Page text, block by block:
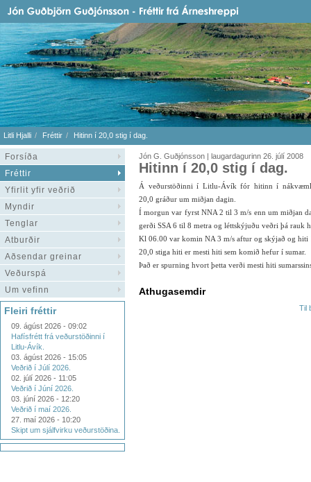
Litli Hjalli Fréttir Hitinn í 20,0 stig í dag.
Forsíða
Fréttir
Yfirlit yfir veðrið
Myndir
Tenglar
Atburðir
Aðsendar greinar
Veðurspá
Um vefinn
Fleiri fréttir
09. ágúst 2026 - 09:02
Hafísfrétt frá veðurstöðinni í
Litlu-Ávík.
03. ágúst 2026 - 15:05
Veðrið í Júlí 2026.
02. júlí 2026 - 11:05
Veðrið í Júní 2026.
03. júní 2026 - 12:20
Veðrið í maí 2026.
27. maí 2026 - 10:20
Skipt um sjálfvirku veðurstöðina.
Jón G. Guðjónsson | laugardagurinn 26. júlí 2008
Hitinn í 20,0 stig í dag.
Á veðurstöðinni í Litlu-Ávík fór hitinn í
20,0 gráður um miðjan dagin.
Í morgun var fyrst NNA 2 til 3 m/s enn um miðjan
gerði SSA 6 til 8 metra og léttskýjuðu veðri þá rauk
Kl 06.00 var komin NA 3 m/s aftur og skýjað og hiti
20,0 stiga hiti er mesti hiti sem komið hefur í sumar.
Það er spurning hvort þetta verði mesti hiti
Athugasemdir
Til